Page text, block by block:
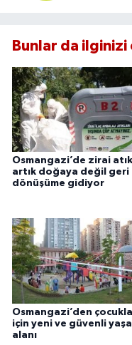
Bunlar da
Osmangazi’de zirai
artık doğaya değil geri
dönüşüme gidiyor
Osmangazi’den
için yeni ve güvenli
alanı